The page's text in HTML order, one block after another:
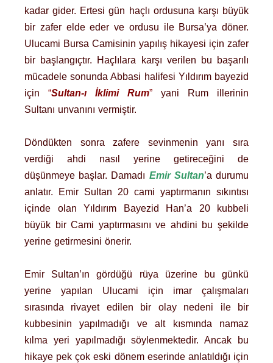
kadar gider. Ertesi gün haçlı ordusuna karşı büyük
bir zafer elde eder ve ordusu ile Bursa’ya döner.
Ulucami Bursa Camisinin yapılış hikayesi için zafer
bir başlangıçtır. Haçlılara karşı verilen bu başarılı
mücadele sonunda Abbasi halifesi Yıldırım bayezid
için “Sultan-ı İklimi Rum” yani Rum illerinin
Sultanı unvanını vermiştir.
Döndükten sonra zafere sevinmenin yanı sıra
verdiği ahdi nasıl yerine getireceğini de
düşünmeye başlar. Damadı Emir Sultan’a durumu
anlatır. Emir Sultan 20 cami yaptırmanın sıkıntısı
içinde olan Yıldırım Bayezid Han’a 20 kubbeli
büyük bir Cami yaptırmasını ve ahdini bu şekilde
yerine getirmesini önerir.
Emir Sultan’ın gördüğü rüya üzerine bu günkü
yerine yapılan Ulucami için imar çalışmaları
sırasında rivayet edilen bir olay nedeni ile bir
kubbesinin yapılmadığı ve alt kısmında namaz
kılma yeri yapılmadığı söylenmektedir. Ancak bu
hikaye pek çok eski dönem eserinde anlatıldığı için